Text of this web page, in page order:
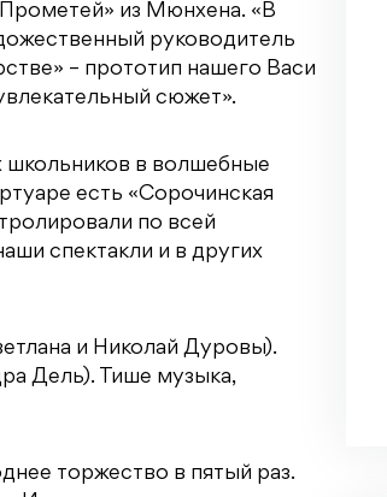
из Мюнхена. «В
руководитель
– прототип нашего Васи
сюжет».
школьников в волшебные
есть «Сорочинская
по всей
спектакли и в других
и Николай Дуровы).
Дель). Тише музыка,
торжество в пятый раз.